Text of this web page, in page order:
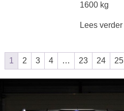
1600 kg
Lees verder
1 2 3 4 … 23 24 25